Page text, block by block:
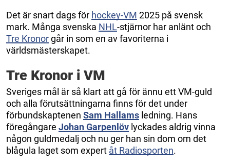
Det är snart dags för hockey-VM 2025 på svensk
mark. Många svenska NHL-stjärnor har anlänt och
Tre Kronorgår in som en av favoriterna i
världsmästerskapet.
Tre Kronor i VM
Sveriges mål är så klart att gå för ännu ett VM-guld
och alla förutsättningarna finns för det under
förbundskaptenen Sam Hallams ledning. Hans
föregångare Johan Garpenlöv lyckades aldrig vinna
någon guldmedalj och nu ger han sin dom om det
blågula laget som expert åt Radiosporten.